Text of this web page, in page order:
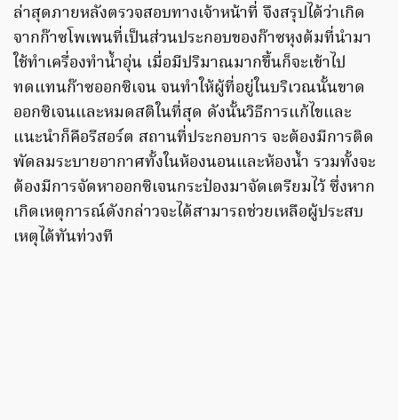
ล่าสุดภายหลังตรวจสอบทางเจ้าหน้าที่ จึงสรุปได้ว่าเกิด
จากก๊าซโพเพนที่เป็นส่วนประกอบของก๊าซหุงต้มที่นำมา
ใช้ทำเครื่องทำน้ำอุ่น เมื่อมีปริมาณมากขึ้นก็จะเข้าไป
ทดแทนก๊าซออกซิเจน จนทำให้ผู้ที่อยู่ในบริเวณนั้นขาด
ออกซิเจนและหมดสติในที่สุด ดังนั้นวิธีการแก้ไขและ
แนะนำก็คือรีสอร์ต สถานที่ประกอบการ จะต้องมีการติด
พัดลมระบายอากาศทั้งในห้องนอนและห้องน้ำ รวมทั้งจะ
ต้องมีการจัดหาออกซิเจนกระป๋องมาจัดเตรียมไว้ ซึ่งหาก
เกิดเหตุการณ์ดังกล่าวจะได้สามารถช่วยเหลือผู้ประสบ
เหตุได้ทันท่วงที